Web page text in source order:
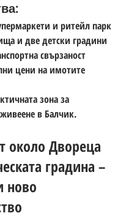
и ритейл парк
и две детски градини
свързаност
цени на имотите
зона за
в Балчик.
около Двореца
градина –
ново